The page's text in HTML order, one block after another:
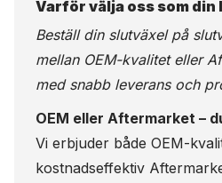
Varför välja oss som
Beställ din slutväxel på
mellan OEM-kvalitet eller
med snabb leverans och
OEM eller Aftermarket –
Vi erbjuder både OEM-
kostnadseffektiv